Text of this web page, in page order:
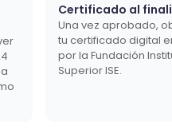
Certificado al
Una vez aprobado,
tu certificado digital
por la Fundación
Superior ISE.